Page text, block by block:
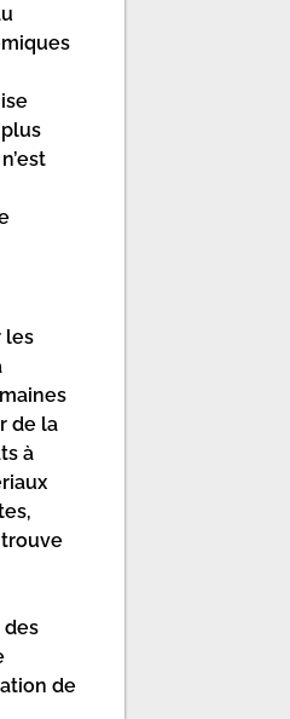
les
de la
à
des
de